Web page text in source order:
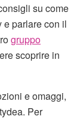
su come
e parlare con il
gruppo
scoprire in
e omaggi,
Per